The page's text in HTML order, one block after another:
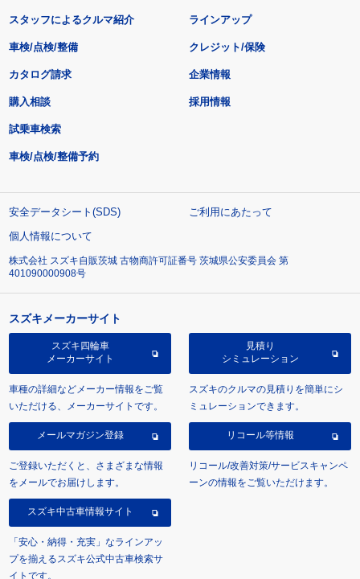
スタッフによるクルマ紹介 ラインアップ
車検/点検/整備 クレジット/保険
カタログ請求
購入相談
試乗車検索
車検/点検/整備予約
企業情報
採用情報
安全データシート(SDS)
ご利用にあたって
個人情報について
株式会社 スズキ自販茨城 古物商許可証番号 茨城県公安委員会 第
401090000908号
スズキメーカーサイト
スズキ四輪車
メーカーサイト
車種の詳細などメーカー情報をご覧
いただける、メーカーサイトです。
見積り
シミュレーション
スズキのクルマの見積りを簡単にシ
ミュレーションできます。
メールマガジン登録
ご登録いただくと、さまざまな情報
をメールでお届けします。
リコール等情報
リコール/改善対策/サービスキャンペ
ーンの情報をご覧いただけます。
スズキ中古車情報サイト
「安心・納得・充実」なラインアッ
プを揃えるスズキ公式中古車検索サ
イトです。